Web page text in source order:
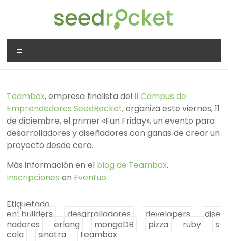
SeedRocket
La
que
nació
en
España
para
startups
TIC
inicial
Teambox, empresa finalista del II Campus de
Emprendedores SeedRocket, organiza este viernes, 11
de diciembre, el primer «Fun Friday», un evento para
desarrolladores y diseñadores con ganas de crear un
proyecto desde cero.
Más información en el blog de Teambox.
Inscripciones en Eventuo.
Etiquetado
en: builders desarrolladores developers
dise
ñadores
erlang mongoDB pizza ruby
s
cala
sinatra teambox